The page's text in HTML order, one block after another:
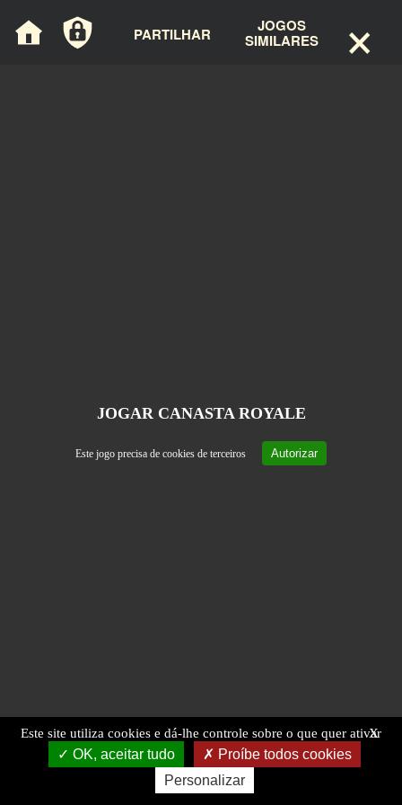
PARTILHAR JOGOS
SIMILARES ×
JOGAR CANASTA ROYALE
Este jogo precisa de cookies de terceiros Autorizar
X
Este site utiliza cookies e dá-lhe controle sobre o que quer ativar
OK, aceitar tudo
Proíbe todos cookies
Personalizar